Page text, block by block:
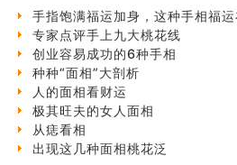
玄空本义(七)
刘燮鈞讲人相 手纹与命运(二)
商铺如何摆放物品催财招财
极其旺夫的女人面相
家居常見風水形煞及化解方法 (二)
居家風水懶人包！房子煞氣怎麼看
這樣風水的房子別�
南半球的八字如何推排
手指饱满福运加身，这种手相福运
专家点评手上九大桃花线
创业容易成功的6种手相
种种“面相”大剖析
人的面相看财运
极其旺夫的女人面相
从痣看相
出现这几种面相桃花泛